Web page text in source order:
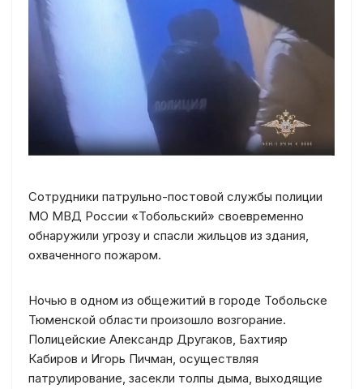
Сотрудники патрульно-постовой службы полиции
МО МВД России «Тобольский» своевременно
обнаружили угрозу и спасли жильцов из здания,
охваченного пожаром.
Ночью в одном из общежитий в городе Тобольске
Тюменской области произошло возгорание.
Полицейские Александр Другаков, Бахтияр
Кабиров и Игорь Пичман, осуществляя
патрулирование, засекли толпы дыма, выходящие